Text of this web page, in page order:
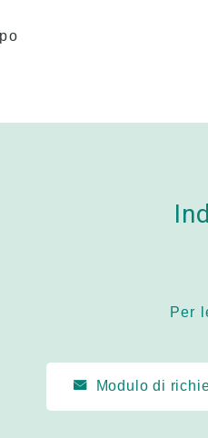
Per
Modulo di